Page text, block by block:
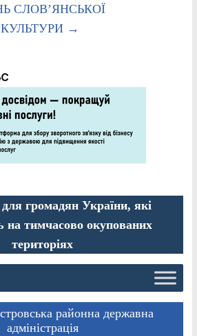
СЛОВ’ЯНСЬКОЇ
→
громадян України, які
тимчасово окупованих
територіях
районна державна
адміністрація